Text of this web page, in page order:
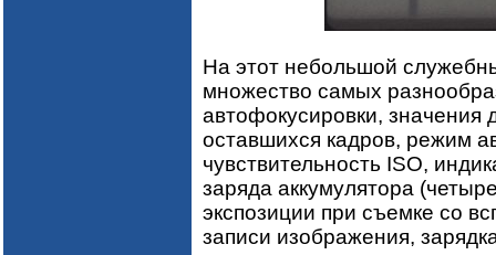
На этот небольшой
множество самых
автофокусировки,
оставшихся кадров, режим
чувствительность ISO,
заряда аккумулятора
экспозиции при съемке со
записи изображения,